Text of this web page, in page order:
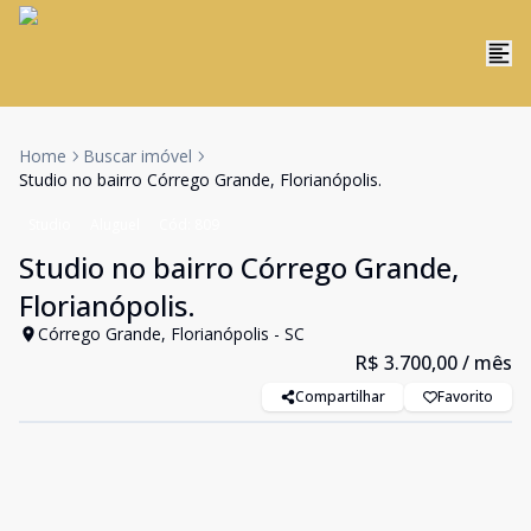
Home
Buscar imóvel
Studio no bairro Córrego Grande, Florianópolis.
Studio no bairro Córrego Grande,
Florianópolis.
Córrego Grande, Florianópolis - SC
R$ 3.700,00/ mês
Compartilhar Favorito